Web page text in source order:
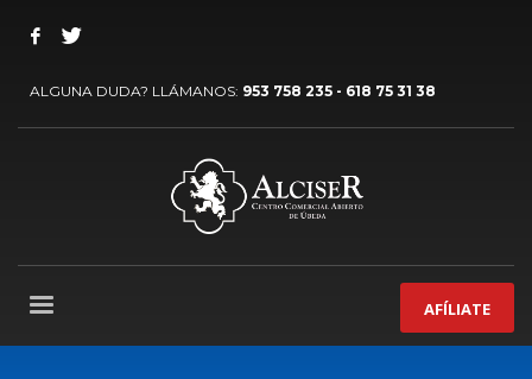
ALGUNA DUDA? LLÁMANOS: 953 758 235 - 618 75 31 38
AFÍLIATE